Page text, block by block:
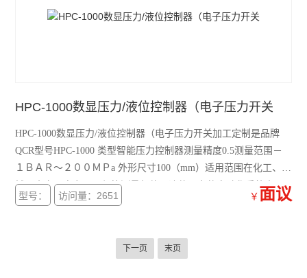
HPC-1000数显压力/液位控制器（电子压力开关
HPC-1000数显压力/液位控制器（电子压力开关加工定制是品牌
QCR型号HPC-1000 类型智能压力控制器测量精度0.5测量范围－
１ＢＡＲ～２００ＭＰa 外形尺寸100（mm）适用范围在化工、机
械、水文、电力、环保等测量气体、液体压力的自动化系统中。
因为调节方便灵活，安装简单，可以替
型号： 访问量：2651 ￥ 面议
下一页 末页